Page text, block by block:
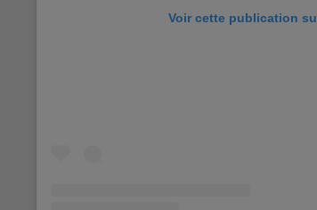
Voir cette publication